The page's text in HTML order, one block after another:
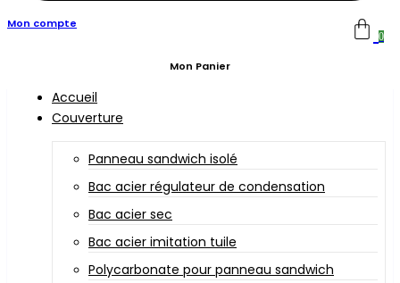
Mon compte
0
Mon Panier
Accueil
Couverture
Panneau sandwich isolé
Bac acier régulateur de condensation
Bac acier sec
Bac acier imitation tuile
Polycarbonate pour panneau sandwich